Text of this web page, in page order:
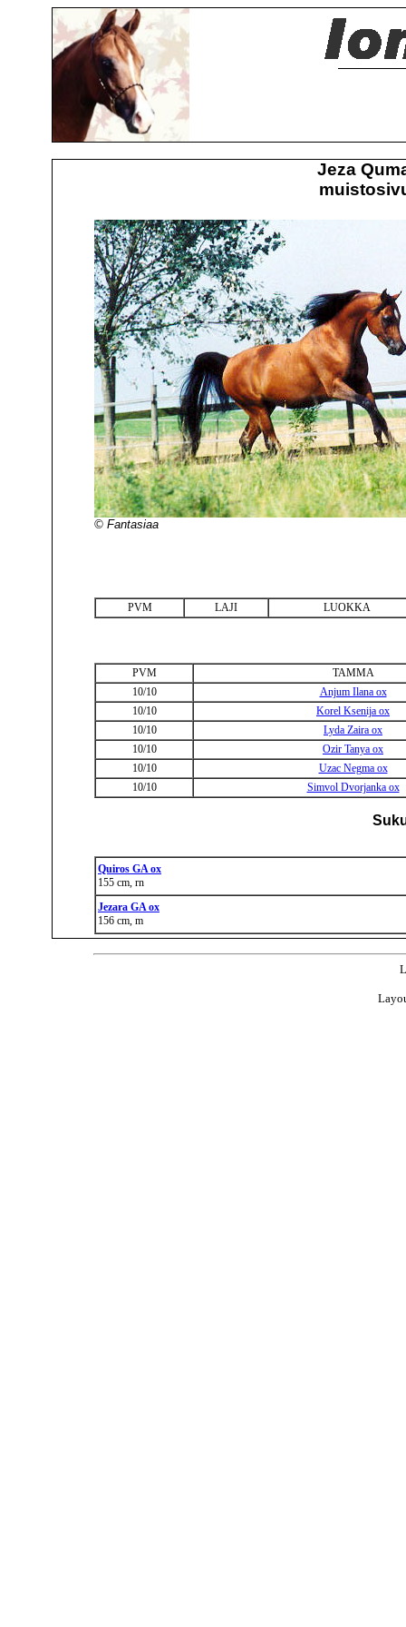
Jeza
© Fantasiaa
PVM LAJI LUOKKA
PVM
TAMMA
10/10
Anjum Ilana ox
10/10
Korel Ksenija ox
10/10
Lyda Zaira ox
10/10
Ozir Tanya ox
10/10
Uzac Negma ox
10/10
Simvol Dvorjanka ox
Quiros GA ox
155 cm, rn
Jezara GA ox
156 cm, m